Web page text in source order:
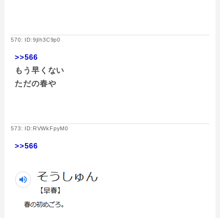
570: ID:9jIh3C9p0
>>566
もう早くない
ただの春や
573: ID:RVWkFpyM0
>>566